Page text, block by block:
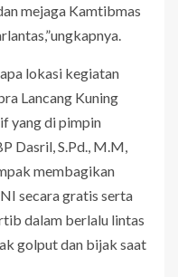
mejaga Kamtibmas
lokasi kegiatan
Lancang Kuning
yang di pimpin
Dasril, S.Pd., M.M,
membagikan
secara gratis serta
dalam berlalu lintas
golput dan bijak saat